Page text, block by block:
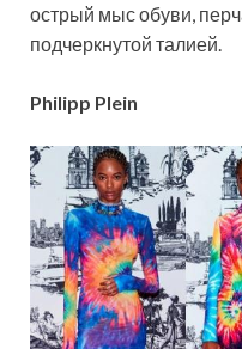
острый мыс обуви,
подчеркнутой талией.
Philipp Plein